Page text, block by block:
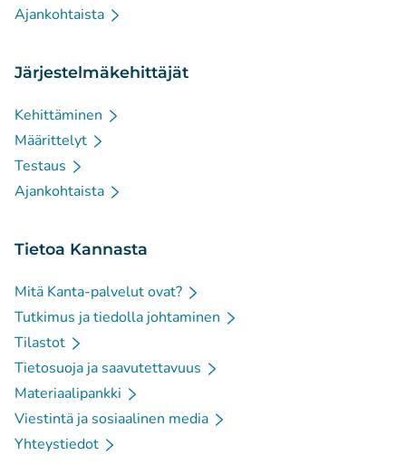
Ajankohtaista
Järjestelmäkehittäjät
Kehittäminen
Määrittelyt
Testaus
Ajankohtaista
Tietoa Kannasta
Mitä Kanta-palvelut ovat?
Tutkimus ja tiedolla johtaminen
Tilastot
Tietosuoja ja saavutettavuus
Materiaalipankki
Viestintä ja sosiaalinen media
Yhteystiedot